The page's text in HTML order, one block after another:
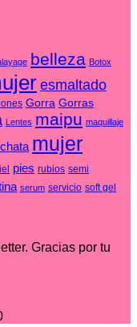
belleza Botox
esmaltado
Gorra Gorras
Lentes maipu maquillaje
mujer
pies rubios semi
serum servicio soft gel
Gracias por tu